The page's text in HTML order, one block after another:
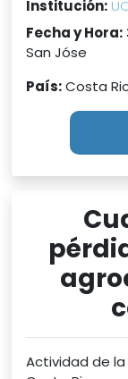
Institución:
Fecha y Hora:
San Jóse
País:Costa
Actividad de